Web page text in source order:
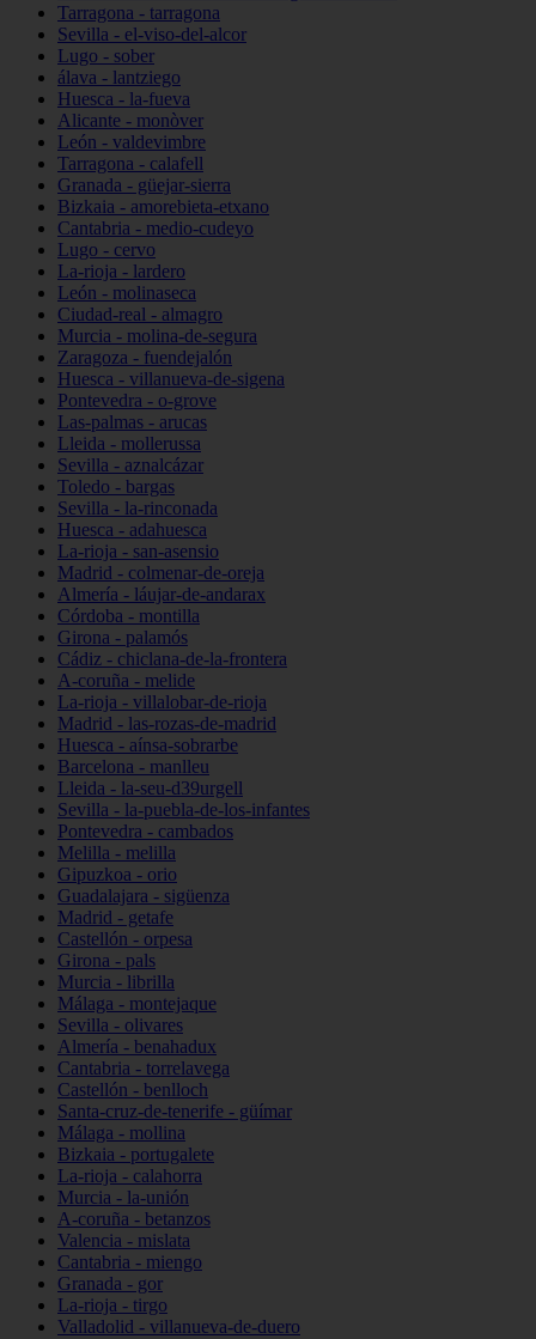
Tarragona - tarragona
Sevilla - el-viso-del-alcor
Lugo - sober
álava - lantziego
Huesca - la-fueva
Alicante - monòver
León - valdevimbre
Tarragona - calafell
Granada - güejar-sierra
Bizkaia - amorebieta-etxano
Cantabria - medio-cudeyo
Lugo - cervo
La-rioja - lardero
León - molinaseca
Ciudad-real - almagro
Murcia - molina-de-segura
Zaragoza - fuendejalón
Huesca - villanueva-de-sigena
Pontevedra - o-grove
Las-palmas - arucas
Lleida - mollerussa
Sevilla - aznalcázar
Toledo - bargas
Sevilla - la-rinconada
Huesca - adahuesca
La-rioja - san-asensio
Madrid - colmenar-de-oreja
Almería - láujar-de-andarax
Córdoba - montilla
Girona - palamós
Cádiz - chiclana-de-la-frontera
A-coruña - melide
La-rioja - villalobar-de-rioja
Madrid - las-rozas-de-madrid
Huesca - aínsa-sobrarbe
Barcelona - manlleu
Lleida - la-seu-d39urgell
Sevilla - la-puebla-de-los-infantes
Pontevedra - cambados
Melilla - melilla
Gipuzkoa - orio
Guadalajara - sigüenza
Madrid - getafe
Castellón - orpesa
Girona - pals
Murcia - librilla
Málaga - montejaque
Sevilla - olivares
Almería - benahadux
Cantabria - torrelavega
Castellón - benlloch
Santa-cruz-de-tenerife - güímar
Málaga - mollina
Bizkaia - portugalete
La-rioja - calahorra
Murcia - la-unión
A-coruña - betanzos
Valencia - mislata
Cantabria - miengo
Granada - gor
La-rioja - tirgo
Valladolid - villanueva-de-duero